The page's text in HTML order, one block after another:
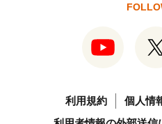
利用規約
個人情